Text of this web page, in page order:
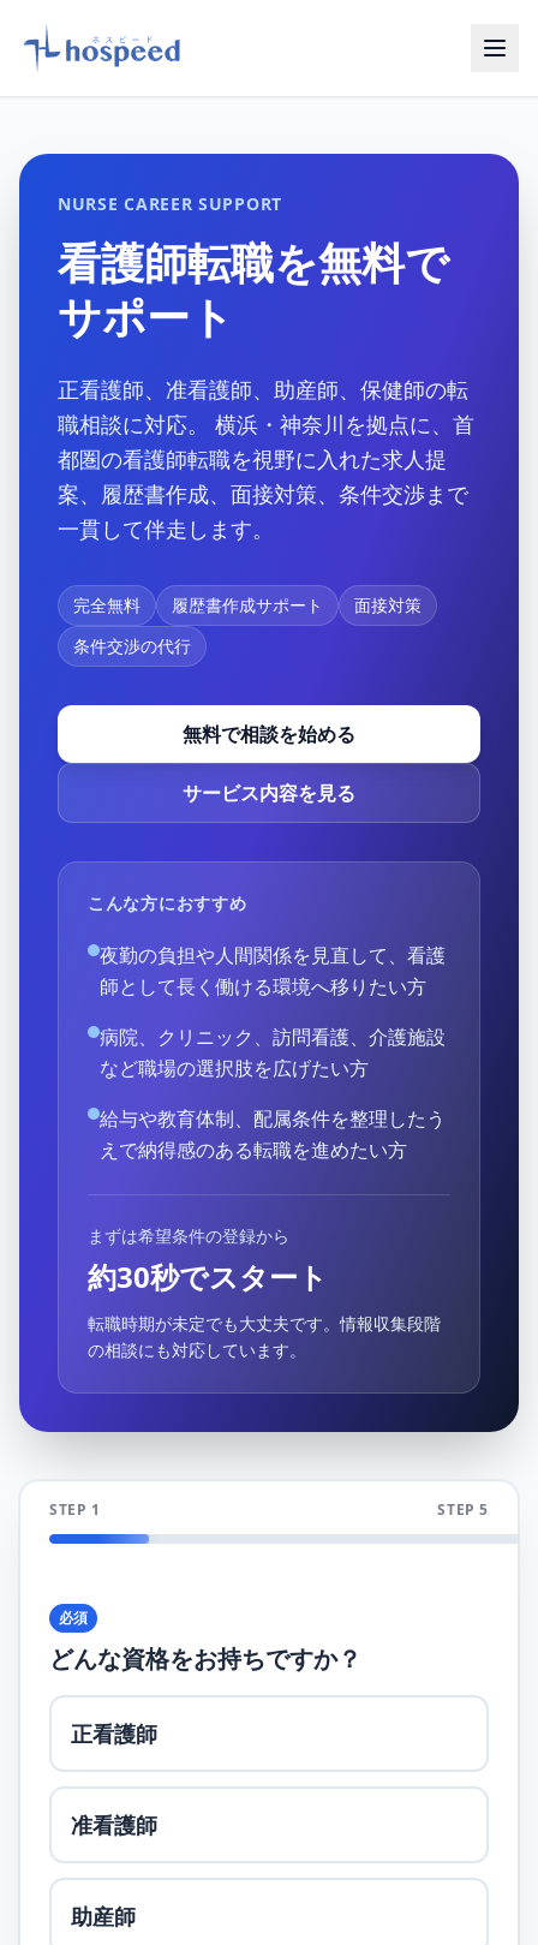
NURSE CAREER SUPPORT
看護師転職を無料で
サポート
正看護師、准看護師、助産師、保健師の転
職相談に対応。 横浜・神奈川を拠点に、首
都圏の看護師転職を視野に入れた求人提
案、履歴書作成、面接対策、条件交渉まで
一貫して伴走します。
完全無料 履歴書作成サポート
面接対策
条件交渉の代行
無料で相談を始める
サービス内容を見る
こんな方におすすめ
夜勤の負担や人間関係を見直して、看護
師として長く働ける環境へ移りたい方
病院、クリニック、訪問看護、介護施設
など職場の選択肢を広げたい方
給与や教育体制、配属条件を整理したう
えで納得感のある転職を進めたい方
まずは希望条件の登録から
約30秒でスタート
転職時期が未定でも大丈夫です。情報収集段階
の相談にも対応しています。
STEP 1 STEP 5
必須
どんな資格をお持ちですか？
正看護師
准看護師
助産師